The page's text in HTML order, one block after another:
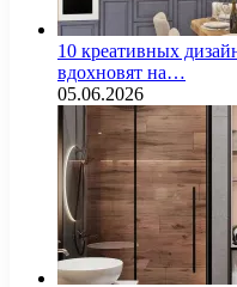
10 креативных
вдохновят на…
05.06.2026